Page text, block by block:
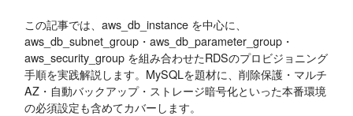
この記事では、aws_db_instance を中心に、
aws_db_subnet_group・aws_db_parameter_group・
aws_security_group を組み合わせたRDSのプロビジョニング
手順を実践解説します。MySQLを題材に、削除保護・マルチ
AZ・自動バックアップ・ストレージ暗号化といった本番環境
の必須設定も含めてカバーします。